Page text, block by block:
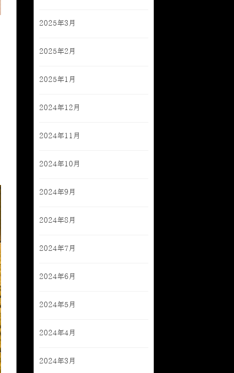
2025年3月
2025年2月
2025年1月
2024年12月
2024年11月
2024年10月
2024年9月
2024年8月
2024年7月
2024年6月
2024年5月
2024年4月
2024年3月